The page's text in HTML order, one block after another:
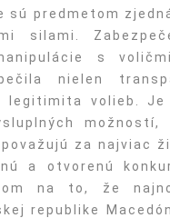
predmetom
silami.
s
nielen
legitimita volieb. Je
za najviac
a otvorenú
na to, že
republike